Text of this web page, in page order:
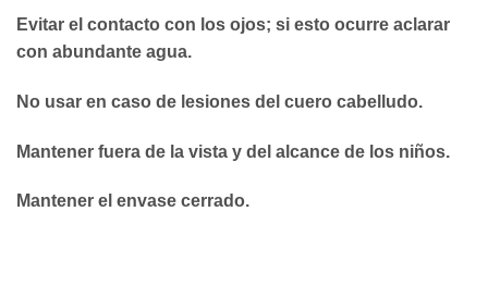
Evitar el contacto con los ojos; si esto ocurre aclarar
con abundante agua.
No usar en caso de lesiones del cuero cabelludo.
Mantener fuera de la vista y del alcance de los niños.
Mantener el envase cerrado.